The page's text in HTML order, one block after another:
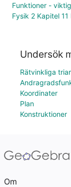
Funktioner -
Undersök
Rätvinkliga
Koordinater
Plan
Konstruktioner
Om